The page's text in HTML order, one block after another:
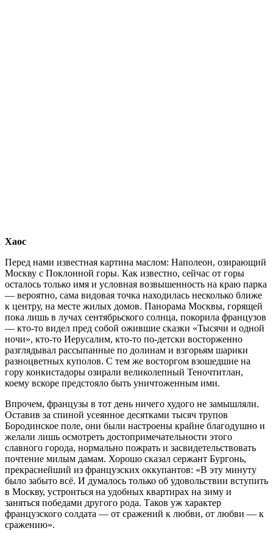
Хаос
Перед нами известная картина маслом: Наполеон, озирающий
Москву с Поклонной горы. Как известно, сейчас от горы
осталось только имя и условная возвышенность на краю парка
— вероятно, сама видовая точка находилась несколько ближе
к центру, на месте жилых домов. Панорама Москвы, горящей
пока лишь в лучах сентябрьского солнца, покорила французов
— кто-то видел пред собой ожившие сказки «Тысячи и одной
ночи», кто-то Иерусалим, кто-то по-детски восторженно
разглядывал рассыпанные по долинам и взгорьям шарики
разноцветных куполов. С тем же восторгом взошедшие на
гору конкистадоры озирали великолепный Теночтитлан,
коему вскоре предстояло быть уничтоженным ими.
Впрочем, французы в тот день ничего худого не замышляли.
Оставив за спиной усеянное десятками тысяч трупов
Бородинское поле, они были настроены крайне благодушно и
желали лишь осмотреть достопримечательности этого
славного города, нормально пожрать и засвидетельствовать
почтение милым дамам. Хорошо сказал сержант Бургонь,
прекраснейший из французских оккупантов: «В эту минуту
было забыто всё. И думалось только об удовольствии вступить
в Москву, устроиться на удобных квартирах на зиму и
заняться победами другого рода. Таков уж характер
французского солдата — от сражений к любви, от любви — к
сражению».